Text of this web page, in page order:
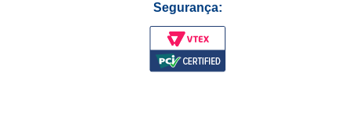
Segurança: